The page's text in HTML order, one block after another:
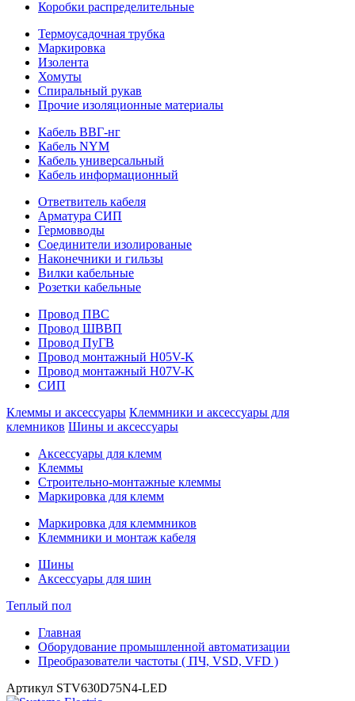
Коробки распределительные
Термоусадочная трубка
Маркировка
Изолента
Хомуты
Спиральный рукав
Прочие изоляционные материалы
Кабель ВВГ-нг
Кабель NYM
Кабель универсальный
Кабель информационный
Ответвитель кабеля
Арматура СИП
Гермовводы
Соединители изолированые
Наконечники и гильзы
Вилки кабельные
Розетки кабельные
Провод ПВС
Провод ШВВП
Провод ПуГВ
Провод монтажный H05V-K
Провод монтажный H07V-K
СИП
Клеммы и аксессуары Клеммники и аксессуары для
клемников Шины и аксессуары
Аксессуары для клемм
Клеммы
Строительно-монтажные клеммы
Маркировка для клемм
Маркировка для клеммников
Клеммники и монтаж кабеля
Шины
Аксессуары для шин
Теплый пол
Главная
Оборудование промышленной автоматизации
Преобразователи частоты ( ПЧ, VSD, VFD )
Артикул STV630D75N4-LED